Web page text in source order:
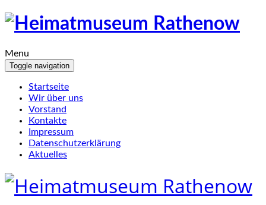
Menu
Toggle navigation
Startseite
Wir über uns
Vorstand
Kontakte
Impressum
Datenschutzerklärung
Aktuelles